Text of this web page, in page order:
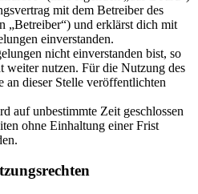
mit dem Betreiber des
„Betreiber“) und erklärst dich mit
einverstanden.
nicht einverstanden bist, so
weiter nutzen. Für die Nutzung des
an dieser Stelle veröffentlichten
auf unbestimmte Zeit geschlossen
ohne Einhaltung einer Frist